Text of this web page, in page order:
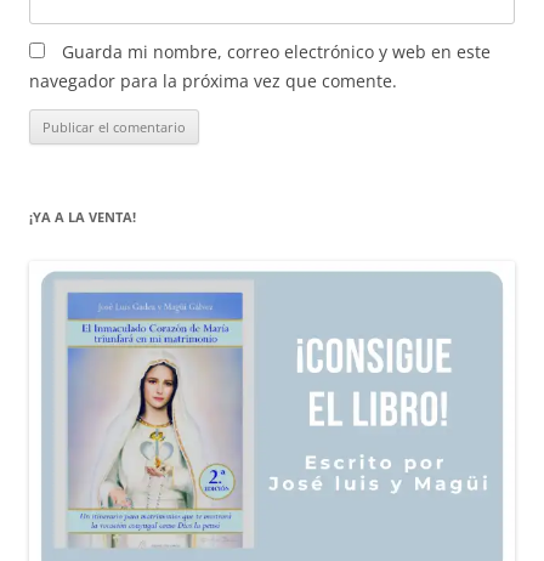
Guarda mi nombre, correo electrónico y web en este
navegador para la próxima vez que comente.
¡YA A LA VENTA!